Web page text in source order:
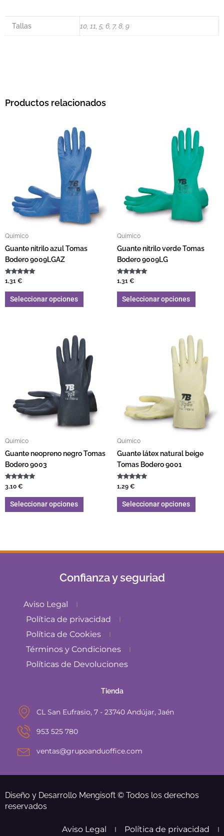
Tallas 10, 11, 5, 6, 7, 8, 9
Productos relacionados
Quimico
Guante nitrilo azul Tomas
Bodero 9009LGAZ
Valorado con
5.00
de 5
1,31 €
Seleccionar opciones
Este producto tiene múltiples variantes.
Quimico
Guante nitrilo verde Tomas
Bodero 9009LG
Valorado con
5.00
de 5
1,31 €
Seleccionar opciones
Este
Quimico
Guante neopreno negro Tomas
Bodero 9003
Valorado con
5.00
de 5
3,10 €
Seleccionar opciones
Este producto tiene múltiples variantes.
Quimico
Guante látex natural beige
Tomas Bodero 9001
Valorado con
5.00
de 5
1,29 €
Seleccionar opciones
Confianza y seguriad
Aviso Legal
Política de privacidad
Política de Cookies
Términos y Condiciones
Políticas de Devoluciones
Tienda
CL San Eufrasio, 7 - 23740 Andújar, Jaén
953 525 780
ventas@grupoanduoffice.com
Diseño y Desarrollo Mengisoft © Todos los derechos
reservados
Aviso Legal Política de privacidad